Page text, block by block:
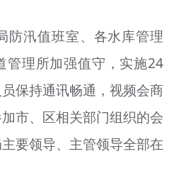
汛值班室、各水库管理
管理所加强值守，实施24
保持通讯畅通，视频会商
市、区相关部门组织的会
要领导、主管领导全部在